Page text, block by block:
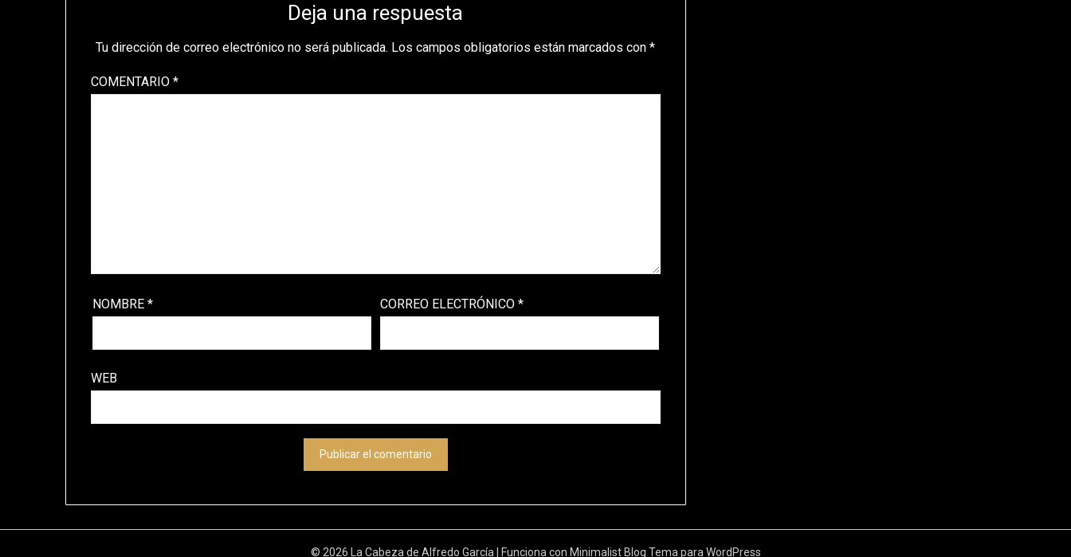
Deja una respuesta
Tu dirección de correo electrónico no será publicada. Los campos obligatorios están marcados con*
COMENTARIO*
NOMBRE * CORREO ELECTRÓNICO *
WEB
© 2026 La Cabeza de Alfredo García | Funciona con Minimalist Blog Tema para WordPress